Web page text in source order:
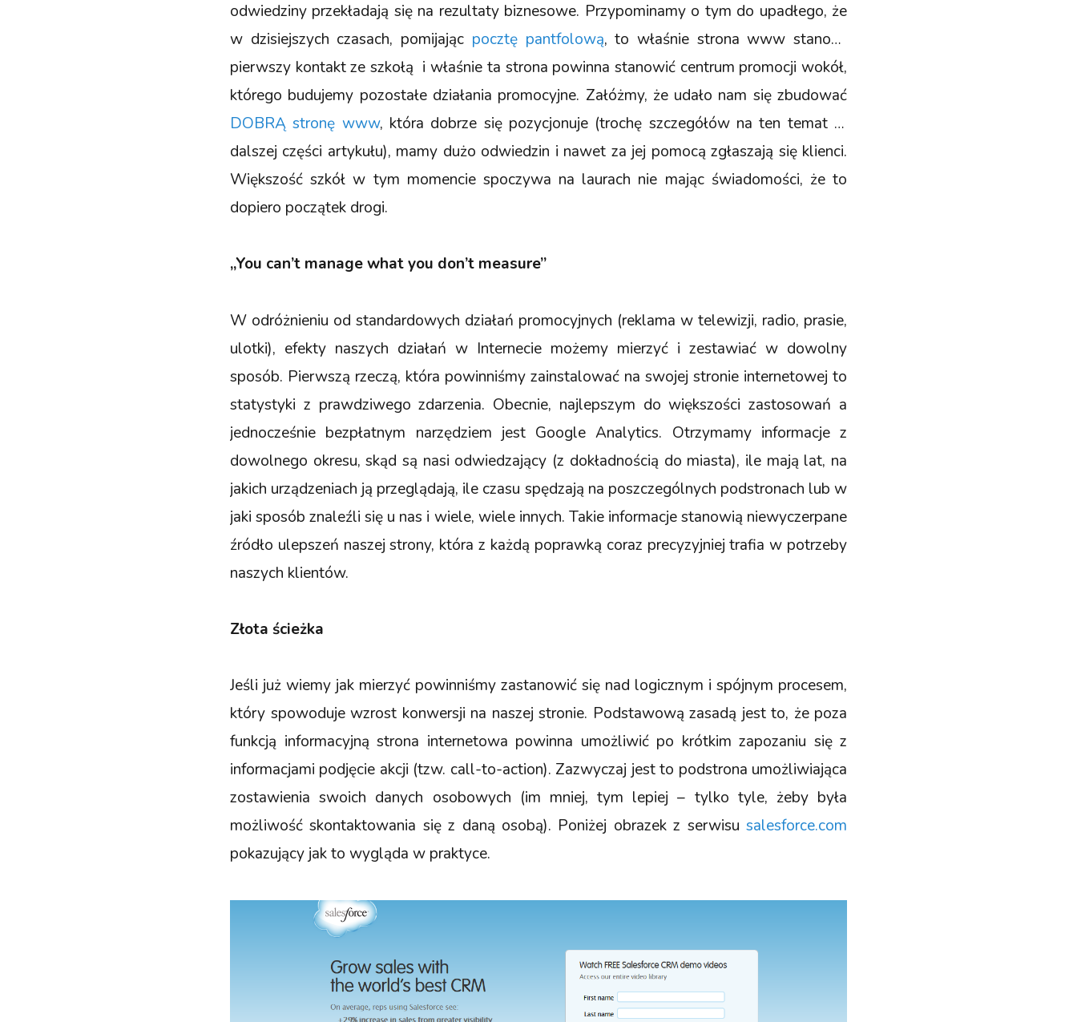
odwiedziny przekładają się na rezultaty biznesowe. Przypominamy o tym do upadłego, że
w dzisiejszych czasach, pomijając pocztę pantfolową, to właśnie strona www stanowi
pierwszy kontakt ze szkołą i właśnie ta strona powinna stanowić centrum promocji wokół,
którego budujemy pozostałe działania promocyjne. Załóżmy, że udało nam się zbudować
DOBRĄ stronę www, która dobrze się pozycjonuje (trochę szczegółów na ten temat w
dalszej części artykułu), mamy dużo odwiedzin i nawet za jej pomocą zgłaszają się klienci.
Większość szkół w tym momencie spoczywa na laurach nie mając świadomości, że to
dopiero początek drogi.
„You can’t manage what you don’t measure”
W odróżnieniu od standardowych działań promocyjnych (reklama w telewizji, radio, prasie,
ulotki), efekty naszych działań w Internecie możemy mierzyć i zestawiać w dowolny
sposób. Pierwszą rzeczą, która powinniśmy zainstalować na swojej stronie internetowej to
statystyki z prawdziwego zdarzenia. Obecnie, najlepszym do większości zastosowań a
jednocześnie bezpłatnym narzędziem jest Google Analytics. Otrzymamy informacje z
dowolnego okresu, skąd są nasi odwiedzający (z dokładnością do miasta), ile mają lat, na
jakich urządzeniach ją przeglądają, ile czasu spędzają na poszczególnych podstronach lub w
jaki sposób znaleźli się u nas i wiele, wiele innych. Takie informacje stanowią niewyczerpane
źródło ulepszeń naszej strony, która z każdą poprawką coraz precyzyjniej trafia w potrzeby
naszych klientów.
Złota ścieżka
Jeśli już wiemy jak mierzyć powinniśmy zastanowić się nad logicznym i spójnym procesem,
który spowoduje wzrost konwersji na naszej stronie. Podstawową zasadą jest to, że poza
funkcją informacyjną strona internetowa powinna umożliwić po krótkim zapozaniu się z
informacjami podjęcie akcji (tzw. call-to-action). Zazwyczaj jest to podstrona umożliwiająca
zostawienia swoich danych osobowych (im mniej, tym lepiej – tylko tyle, żeby była
możliwość skontaktowania się z daną osobą). Poniżej obrazek z serwisu salesforce.com
pokazujący jak to wygląda w praktyce.